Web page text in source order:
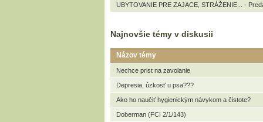
UBYTOVANIE PRE ZAJACE, STRÁŽENIE... -
Najnovšie témy v diskusii
Názov témy
Nechce prist na zavolanie
Depresia, úzkosť u psa???
Ako ho naučiť hygienickým návykom a čistote?
Doberman (FCI 2/1/143)